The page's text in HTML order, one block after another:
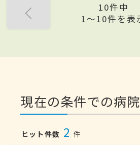
10件中
1〜10件を表
現在の条件での病
ヒット件数 2 件